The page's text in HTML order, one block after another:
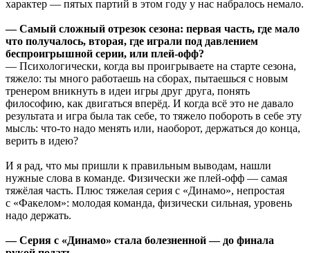
характер — пятых партий в этом году у нас набралось немало.
— Самый сложный отрезок сезона: первая часть, где мало
что получалось, вторая, где играли под давлением
беспроигрышной серии, или плей-офф?
— Психологически, когда вы проигрываете на старте сезона,
тяжело: ты много работаешь на сборах, пытаешься с новым
тренером вникнуть в идеи игры друг друга, понять
философию, как двигаться вперёд. И когда всё это не давало
результата и игра была так себе, то тяжело побороть в себе эту
мысль: что-то надо менять или, наоборот, держаться до конца,
верить в идею?
И я рад, что мы пришли к правильным выводам, нашли
нужные слова в команде. Физически же плей-офф — самая
тяжёлая часть. Плюс тяжелая серия с «Динамо», непростая
с «Факелом»: молодая команда, физически сильная, уровень
надо держать.
— Серия с «Динамо» стала болезненной — до финала